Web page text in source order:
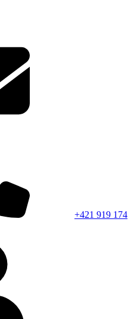
+421 919 174